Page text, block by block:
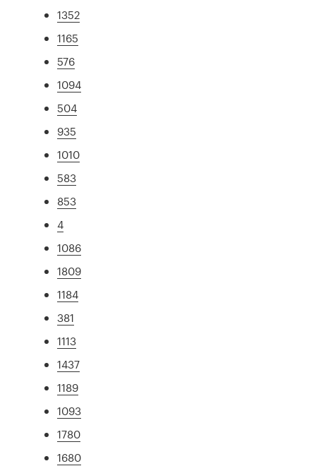
1352
1165
576
1094
504
935
1010
583
853
4
1086
1809
1184
381
1113
1437
1189
1093
1780
1680